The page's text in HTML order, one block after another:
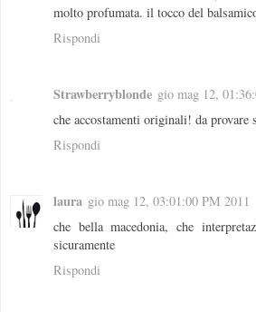
molto profumata. il tocco del
Rispondi
Strawberryblonde gio mag 12,
che accostamenti originali! da provare
Rispondi
laura gio mag 12, 03:01:00 PM 2011
che bella macedonia, che
sicuramente
Rispondi